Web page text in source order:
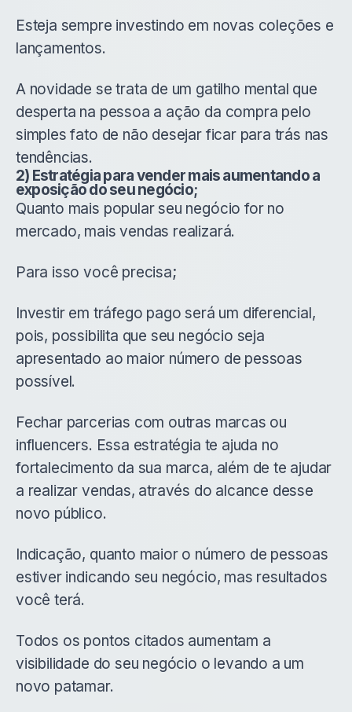
Esteja sempre investindo em novas coleções e
lançamentos.
A novidade se trata de um gatilho mental que
desperta na pessoa a ação da compra pelo
simples fato de não desejar ficar para trás nas
tendências.
2) Estratégia para vender mais aumentando a
exposição do seu negócio;
Quanto mais popular seu negócio for no
mercado, mais vendas realizará.
Para isso você precisa;
Investir em tráfego pago será um diferencial,
pois, possibilita que seu negócio seja
apresentado ao maior número de pessoas
possível.
Fechar parcerias com outras marcas ou
influencers. Essa estratégia te ajuda no
fortalecimento da sua marca, além de te ajudar
a realizar vendas, através do alcance desse
novo público.
Indicação, quanto maior o número de pessoas
estiver indicando seu negócio, mas resultados
você terá.
Todos os pontos citados aumentam a
visibilidade do seu negócio o levando a um
novo patamar.